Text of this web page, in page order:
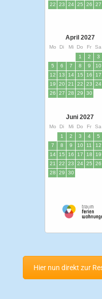
Hier nun direkt zur